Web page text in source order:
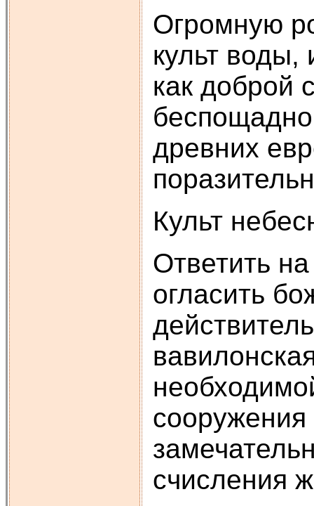
Огромную
культ воды,
как доброй
древних
Культ
Ответить
огласить
счисления